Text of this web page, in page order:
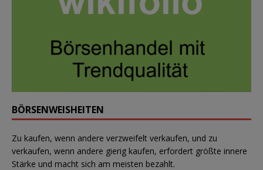
BÖRSENWEISHEITEN
Zu kaufen, wenn andere verzweifelt verkaufen, und zu
verkaufen, wenn andere gierig kaufen, erfordert größte innere
Stärke und macht sich am meisten bezahlt.